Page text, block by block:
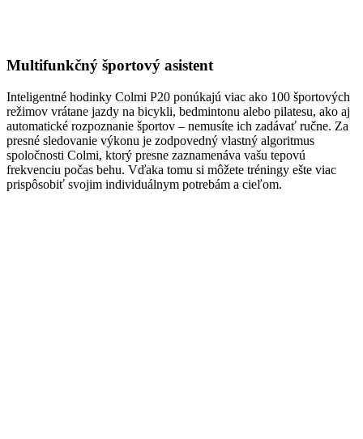
Multifunkčný športový asistent
Inteligentné hodinky Colmi P20 ponúkajú viac ako 100 športových
režimov vrátane jazdy na bicykli, bedmintonu alebo pilatesu, ako aj
automatické rozpoznanie športov – nemusíte ich zadávať ručne. Za
presné sledovanie výkonu je zodpovedný vlastný algoritmus
spoločnosti Colmi, ktorý presne zaznamenáva vašu tepovú
frekvenciu počas behu. Vďaka tomu si môžete tréningy ešte viac
prispôsobiť svojim individuálnym potrebám a cieľom.